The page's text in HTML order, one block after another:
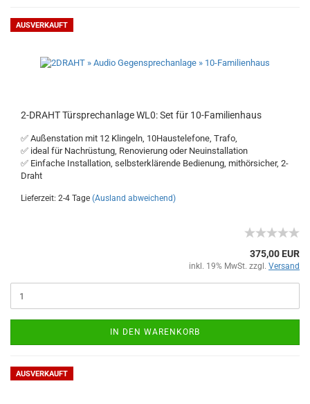
AUSVERKAUFT
2-DRAHT Türsprechanlage WL0: Set für 10-Familienhaus
✅ Außenstation mit 12 Klingeln, 10Haustelefone, Trafo,
✅ ideal für Nachrüstung, Renovierung oder Neuinstallation
✅ Einfache Installation, selbsterklärende Bedienung, mithörsicher, 2-
Draht
Lieferzeit: 2-4 Tage (Ausland abweichend)
375,00 EUR
inkl. 19% MwSt. zzgl. Versand
IN DEN WARENKORB
AUSVERKAUFT